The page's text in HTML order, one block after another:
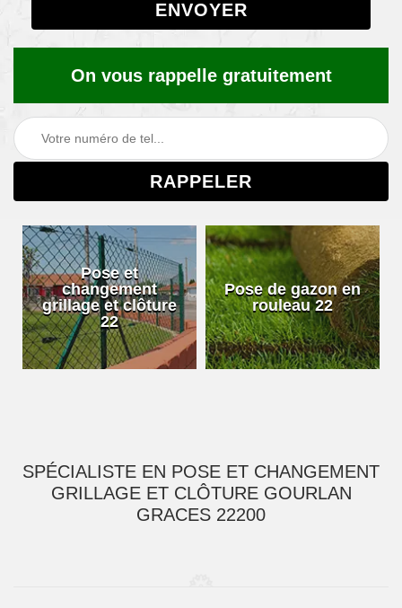
On vous rappelle gratuitement
Pose et
changement
grillage et clôture
22
Pose de gazon en
rouleau 22
SPÉCIALISTE EN POSE ET CHANGEMENT
GRILLAGE ET CLÔTURE GOURLAN
GRACES 22200